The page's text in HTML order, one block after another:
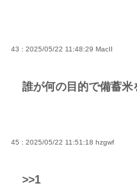
43 : 2025/05/22 11:48:29 MacII
誰が何の目的で備蓄米
45 : 2025/05/22 11:51:18 hzgwf
>>1